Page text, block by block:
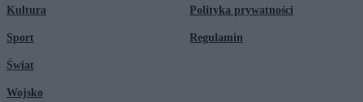
Kultura
Sport
Świat
Wojsko
Polityka prywatności
Regulamin